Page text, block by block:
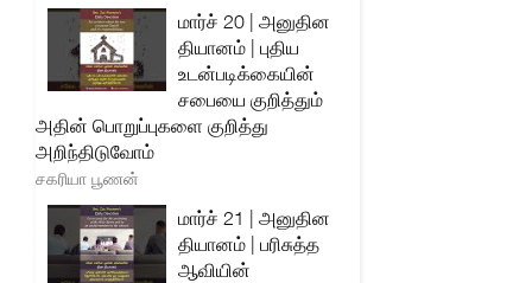
மார்ச் 20 | அனுதின
தியானம் | புதிய
உடன்படிக்கையின்
சபையை குறித்தும்
அதின் பொறுப்புகளை குறித்து
அறிந்திடுவோம்
சகரியா பூணன்
மார்ச் 21 | அனுதின
தியானம் | பரிசுத்த
ஆவியின்